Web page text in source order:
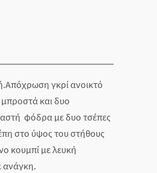
γκρί ανοικτό
και δυο
φόδρα με δυο τσέπες
στο ύψος του στήθους
κουμπί με λευκή
ανάγκη.